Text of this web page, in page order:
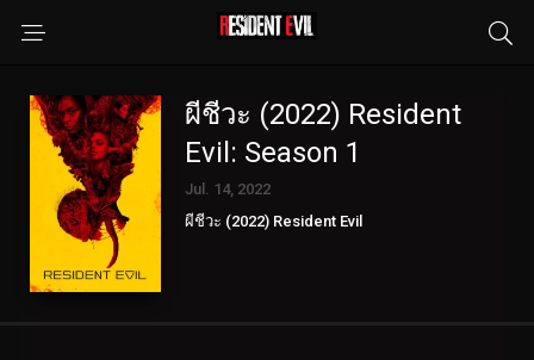
ผีชีวะ (2022) Resident
Evil: Season 1
Jul. 14, 2022
ผีชีวะ (2022) Resident Evil